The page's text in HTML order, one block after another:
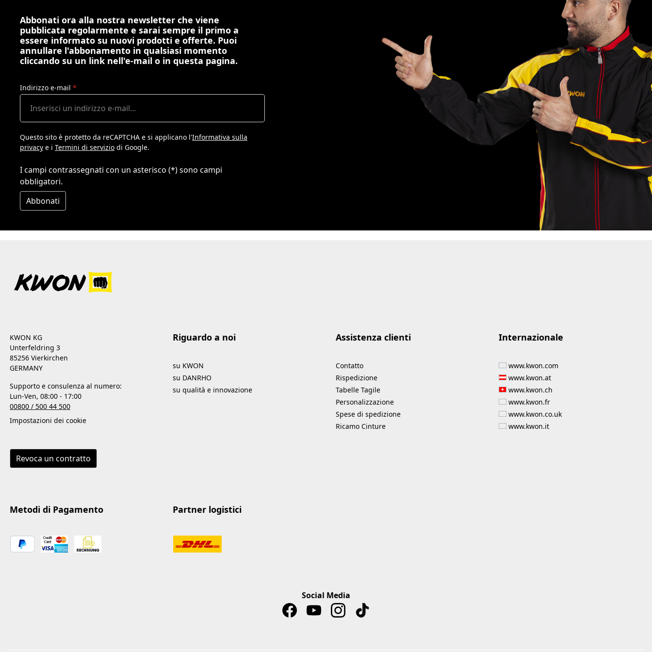
Abbonati ora alla nostra newsletter che viene
pubblicata regolarmente e sarai sempre il primo a
essere informato su nuovi prodotti e offerte. Puoi
annullare l'abbonamento in qualsiasi momento
cliccando su un link nell'e-mail o in questa pagina.
Indirizzo e-mail *
Questo sito è protetto da reCAPTCHA e si applicano l'Informativa sulla
privacy e i Termini di servizio di Google.
I campi contrassegnati con un asterisco (*) sono campi
obbligatori.
Abbonati
KWON KG
Unterfeldring 3
85256 Vierkirchen
GERMANY
Supporto e consulenza al numero:
Lun-Ven, 08:00 - 17:00
00800 / 500 44 500
Impostazioni dei cookie
Revoca un contratto
Riguardo a noi
su KWON
su DANRHO
su qualità e innovazione
Assistenza clienti
Contatto
Rispedizione
Tabelle Tagile
Personalizzazione
Spese di spedizione
Ricamo Cinture
Internazionale
www.kwon.com
www.kwon.at
www.kwon.ch
www.kwon.fr
www.kwon.co.uk
www.kwon.it
Metodi di Pagamento Partner logistici
Social Media